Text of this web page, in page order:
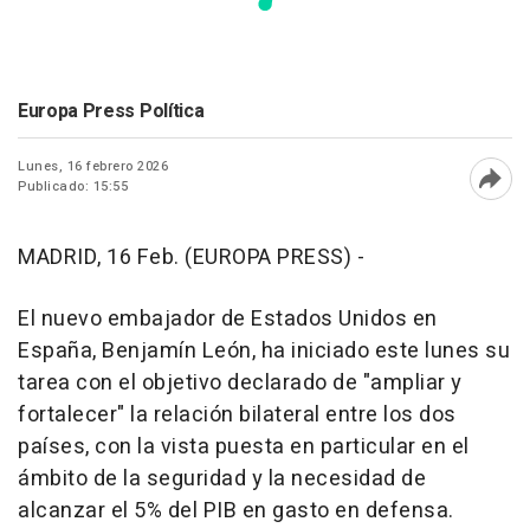
Europa Press Política
Lunes, 16 febrero 2026
Publicado: 15:55
MADRID, 16 Feb. (EUROPA PRESS) -
El nuevo embajador de Estados Unidos en
España, Benjamín León, ha iniciado este lunes su
tarea con el objetivo declarado de "ampliar y
fortalecer" la relación bilateral entre los dos
países, con la vista puesta en particular en el
ámbito de la seguridad y la necesidad de
alcanzar el 5% del PIB en gasto en defensa.